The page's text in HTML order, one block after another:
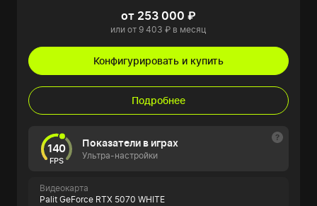
от 253 000 ₽
или от 9 403 ₽ в месяц
Конфигурировать и купить
Подробнее
140
FPS
Показатели в играх
Ультра-настройки
Видеокарта
Palit GeForce RTX 5070 WHITE